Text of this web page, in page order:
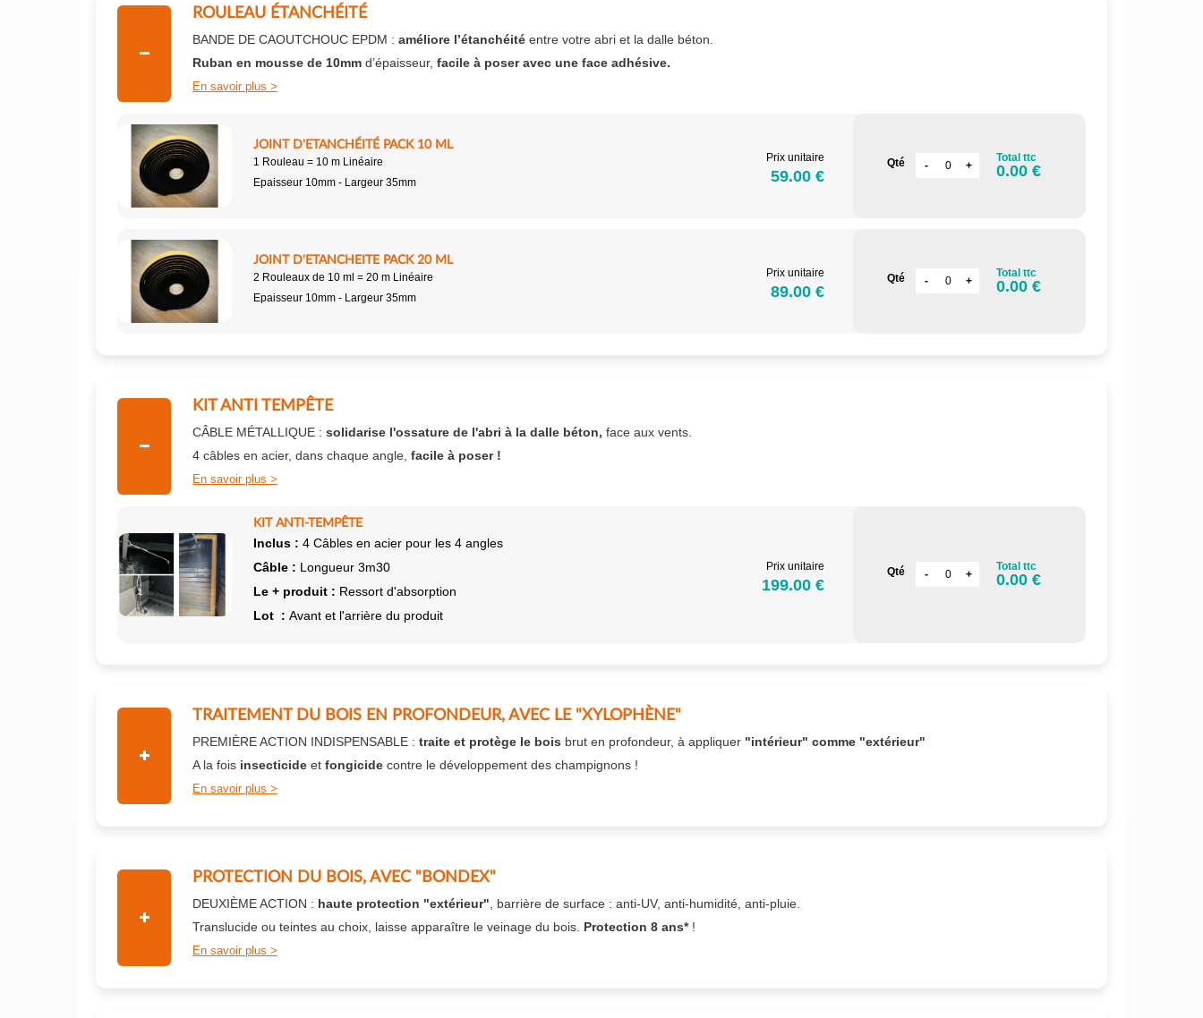
ROULEAU ÉTANCHÉITÉ
BANDE DE CAOUTCHOUC EPDM : améliore l’étanchéité entre votre abri et la dalle béton.
Ruban en mousse de 10mm d’épaisseur, facile à poser avec une face adhésive.
En savoir plus
JOINT D'ETANCHÉITÉ PACK 10 ML
1 Rouleau = 10 m Linéaire
Epaisseur 10mm - Largeur 35mm
Prix unitaire
59.00 €
Qté Total ttc
0.00 €
JOINT D'ETANCHEITE PACK 20 ML
2 Rouleaux de 10 ml = 20 m Linéaire
Epaisseur 10mm - Largeur 35mm
Prix unitaire
89.00 €
Qté Total ttc
0.00 €
KIT ANTI TEMPÊTE
CÂBLE MÉTALLIQUE : solidarise l'ossature de l'abri à la dalle béton, face aux vents.
4 câbles en acier, dans chaque angle, facile à poser !
En savoir plus
KIT ANTI-TEMPÊTE
Inclus : 4 Câbles en acier pour les 4 angles
Câble : Longueur 3m30
Le + produit : Ressort d'absorption
Lot : Avant et l'arrière du produit
Prix unitaire
199.00 €
Qté Total ttc
0.00 €
TRAITEMENT DU BOIS EN PROFONDEUR, AVEC LE "XYLOPHÈNE"
PREMIÈRE ACTION INDISPENSABLE : traite et protège le bois brut en profondeur, à appliquer "intérieur" comme "extérieur"
A la fois insecticide et fongicide contre le développement des champignons !
En savoir plus
PROTECTION DU BOIS, AVEC "BONDEX"
DEUXIÈME ACTION : haute protection "extérieur" , barrière de surface : anti-UV, anti-humidité, anti-pluie.
Translucide ou teintes au choix, laisse apparaître le veinage du bois. Protection 8 ans*!
En savoir plus